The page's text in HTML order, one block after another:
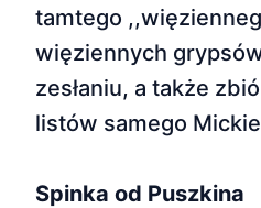
tamtego
więziennych
zesłaniu, a także
listów samego
Spinka od Puszkina